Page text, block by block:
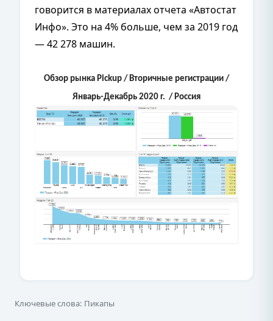
говорится в материалах отчета «Автостат
Инфо». Это на 4% больше, чем за 2019 год
— 42 278 машин.
Обзор рынка Pickup / Вторичные регистрации /
Январь-Декабрь 2020 г. / Россия
Ключевые слова: Пикапы